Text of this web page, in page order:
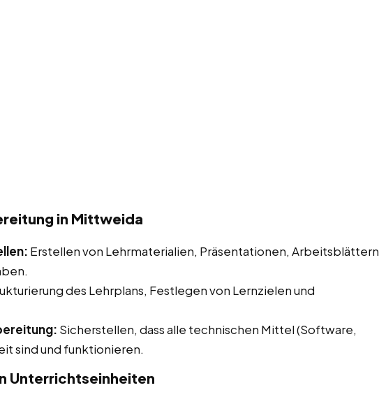
in Mittweida
Erstellen von Lehrmaterialien, Präsentationen, Arbeitsblättern
des Lehrplans, Festlegen von Lernzielen und
Sicherstellen, dass alle technischen Mittel (Software,
sind und funktionieren.
Unterrichtseinheiten